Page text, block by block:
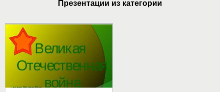
Презентации из категории